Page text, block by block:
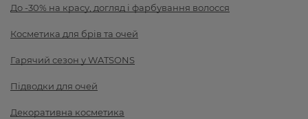
До -30% на красу, догляд і фарбування волосся
Косметика для брів та очей
Гарячий сезон у WATSONS
Підводки для очей
Декоративна косметика